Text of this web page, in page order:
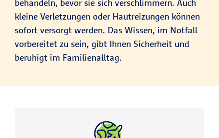
behandeln, bevor sie sich verschlimmern. Auch
kleine Verletzungen oder Hautreizungen können
sofort versorgt werden. Das Wissen, im Notfall
vorbereitet zu sein, gibt Ihnen Sicherheit und
beruhigt im Familienalltag.